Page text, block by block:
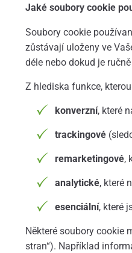
Jaké soubory cookie
Soubory cookie
zůstávají uloženy ve
déle nebo dokud je
Z hlediska funkce,
konverzní, které
trackingové
remarketingové,
analytické, které
esenciální, které
Některé soubory cookie
stran“). Například